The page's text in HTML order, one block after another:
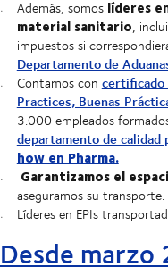
Además, somos líderes
material sanitario,
impuestos si
Departamento de
Contamos con certificado
Practices, Buenas
3.000 empleados
departamento de calidad
how en Pharma.
Garantizamos el
aseguramos su transporte.
Líderes en EPIs
Desde